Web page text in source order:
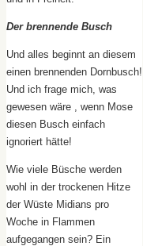
Der brennende Busch
Und alles beginnt an diesem
einen brennenden Dornbusch!
Und ich frage mich, was
gewesen wäre , wenn Mose
diesen Busch einfach
ignoriert hätte!
Wie viele Büsche werden
wohl in der trockenen Hitze
der Wüste Midians pro
Woche in Flammen
aufgegangen sein? Ein